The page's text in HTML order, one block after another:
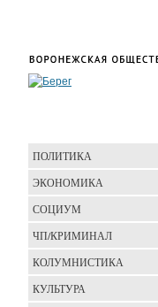
ПОЛИТИКА
ЭКОНОМИКА
СОЦИУМ
ЧП/КРИМИНАЛ
КОЛУМНИСТИКА
КУЛЬТУРА